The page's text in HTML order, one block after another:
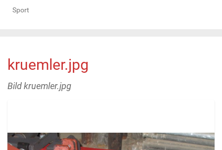
Sport
kruemler.jpg
Bild kruemler.jpg